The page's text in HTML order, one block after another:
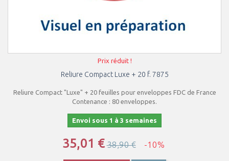
Prix réduit !
Reliure Compact Luxe + 20 f. 7875
Reliure Compact "Luxe" + 20 feuilles pour enveloppes FDC de France
Contenance : 80 enveloppes.
Envoi sous 1 à 3 semaines
35,01 €38,90 € -10%